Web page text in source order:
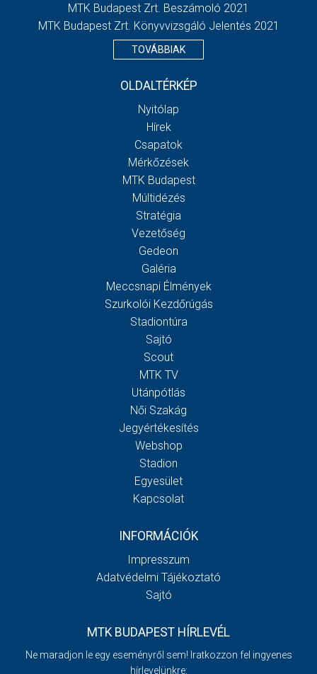
MTK Budapest Zrt. Beszámoló 2021
MTK Budapest Zrt. Könyvvizsgáló Jelentés 2021
TOVÁBBIAK
OLDALTÉRKÉP
Nyitólap
Hírek
Csapatok
Mérkőzések
MTK Budapest
Múltidézés
Stratégia
Vezetőség
Gedeon
Galéria
Meccsnapi Élmények
Szurkolói Kezdőrúgás
Stadiontúra
Sajtó
Scout
MTK TV
Utánpótlás
Női Szakág
Jegyértékesítés
Webshop
Stadion
Egyesület
Kapcsolat
INFORMÁCIÓK
Impresszum
Adatvédelmi Tájékoztató
Sajtó
MTK BUDAPEST HÍRLEVÉL
Ne maradjon le egy eseményről sem! Iratkozzon fel ingyenes
hírlevelünkre: